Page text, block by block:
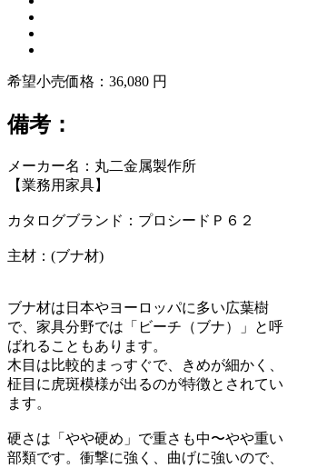
希望小売価格：36,080 円
備考：
メーカー名：丸二金属製作所
【業務用家具】
カタログブランド：プロシードＰ６２
主材：(ブナ材)
ブナ材は日本やヨーロッパに多い広葉樹
で、家具分野では「ビーチ（ブナ）」と呼
ばれることもあります。
木目は比較的まっすぐで、きめが細かく、
柾目に虎斑模様が出るのが特徴とされてい
ます。
硬さは「やや硬め」で重さも中〜やや重い
部類です。衝撃に強く、曲げに強いので、